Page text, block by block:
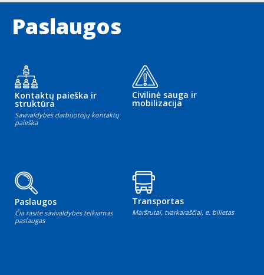
Paslaugos
Kontaktų paieška ir
struktūra
Savivaldybės darbuotojų kontaktų
paieška
Civilinė sauga ir
mobilizacija
Paslaugos
Čia rasite savivaldybės teikiamas
paslaugas
Transportas
Maršrutai, tvarkaraščiai, e. bilietas